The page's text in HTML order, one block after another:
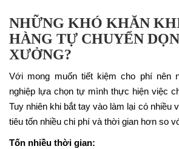
NHỮNG KHÓ KHĂN
HÀNG TỰ CHUYỂN
XƯỞNG?
Với mong muốn tiết kiệm cho phí nên
nghiệp lựa chọn tự mình thực hiện việc
Tuy nhiên khi bắt tay vào làm lại có nhiều
tiêu tốn nhiều chi phí và thời gian hơn so
Tốn nhiều thời gian: